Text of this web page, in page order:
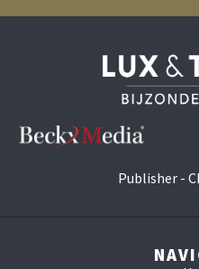
Publisher -